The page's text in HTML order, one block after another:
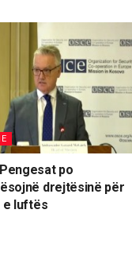
Pengesat po
drejtësinë për
e luftës